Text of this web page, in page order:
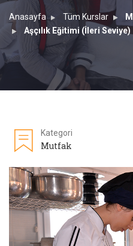
Anasayfa Tüm Kurslar
Aşçılık Eğitimi (İleri Seviye)
Kategori
Mutfak